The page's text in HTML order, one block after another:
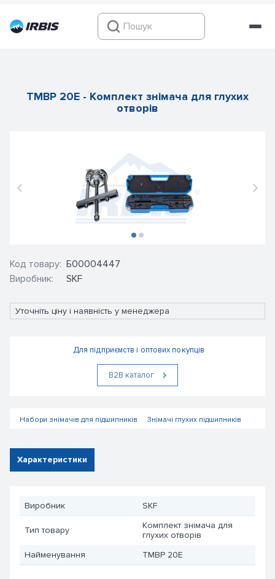
TMBP 20E - Комплект знімача для глухих
отворів
Код товару:
Виробник:
Б00004447
SKF
Уточніть ціну і наявність у менеджера
Для підприємств і оптових покупців
В2В каталог
Набори знімачів для підшипників Знімачі глухих підшипників
Характеристики
Виробник SKF
Тип товару
Комплект знімача для
глухих отворів
Найменування
TMBP 20E